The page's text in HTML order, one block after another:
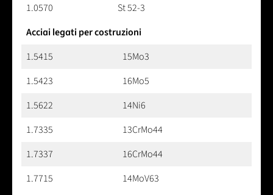
1.0570
St 52-3
Acciai legati per costruzioni
1.5415
15Mo3
1.5423
16Mo5
1.5622
14Ni6
1.7335
13CrMo44
1.7337
16CrMo44
1.7715
14MoV63